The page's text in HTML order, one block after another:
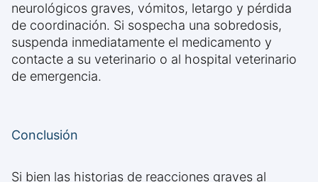
neurológicos graves, vómitos, letargo y pérdida
de coordinación. Si sospecha una sobredosis,
suspenda inmediatamente el medicamento y
contacte a su veterinario o al hospital veterinario
de emergencia.
Conclusión
Si bien las historias de reacciones graves al